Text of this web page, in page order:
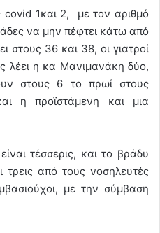
covid 1και 2, με τον αριθμό
να μην πέφτει κάτω από
στους 36 και 38, οι γιατροί
λέει η κα Μανιμανάκη δύο,
στους 6 το πρωί στους
η προϊστάμενη και μια
τέσσερις, και το βράδυ
τρεις από τους νοσηλευτές
με την σύμβαση